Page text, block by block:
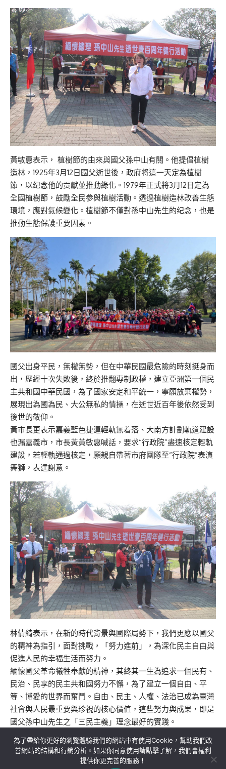
黃敏惠表示， 植樹節的由來與國父孫中山有關。他提倡植樹
造林，1925年3月12日國父逝世後，政府将這一天定為植樹
節，以纪念他的贡獻並推動綠化。1979年正式將3月12日定為
全國植樹節，鼓勵全民参與植樹活動。透過植樹造林改善生態
環境，應對氣候變化。植樹節不僅對孫中山先生的纪念，也是
推動生態保護重要因素。
國父出身平民，無權無勢，但在中華民國最危險的時刻挺身而
出，歷經十次失敗後，終於推翻專制政權，建立亞洲第一個民
主共和國中華民國，為了國家安定和平統一，寧願放棄權勢，
展現出為國為民、大公無私的情操，在逝世近百年後依然受到
後世的敬仰。
黃市長更表示嘉義藍色捷運輕軌無着落、大南方計劃軌道建設
也漏嘉義市，市長黃黃敏惠喊話，要求“行政院”盡速核定輕軌
建設，若輕軌通過核定，願親自帶著市府團隊至“行政院”表演
舞獅，表達謝意。
林倩綺表示，在新的時代背景與國際局勢下，我們更應以國父
的精神為指引，面對挑戰，「努力進前」，為深化民主自由與
促進人民的幸福生活而努力。
緬懷國父革命犧牲奉獻的精神，其終其一生為追求一個民有、
民治、民享的民主共和國努力不懈，為了建立一個自由、平
等、博愛的世界而奮鬥。自由、民主、人權、法治已成為臺灣
社會與人民最重要與珍視的核心價值，這些努力與成果，即是
國父孫中山先生之「三民主義」理念最好的實踐。
關於我們 隱私權政策 聯絡我們
為了帶給你更好的瀏覽體驗我們的網站中有使用Cookie，幫助我們改
善網站的結構和行銷分析。如果你同意使用請點擊了解，我們會權利
提供你更完善的服務！